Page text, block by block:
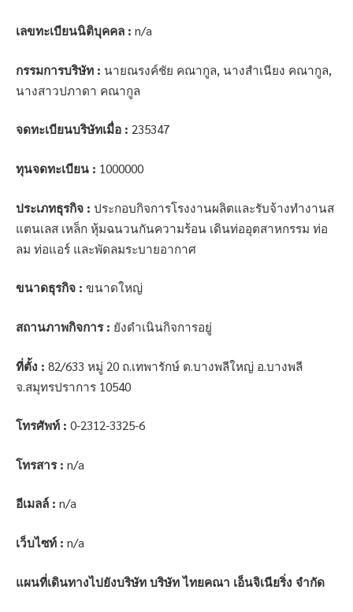
เลขทะเบียนนิติบุคคล : n/a
กรรมการบริษัท : นายณรงค์ชัย คณากูล, นางสำเนียง คณากูล,
นางสาวปภาดา คณากูล
จดทะเบียนบริษัทเมื่อ : 235347
ทุนจดทะเบียน : 1000000
ประเภทธุรกิจ : ประกอบกิจการโรงงานผลิตและรับจ้างทำงานส
แตนเลส เหล็ก หุ้มฉนวนกันความร้อน เดินท่ออุตสาหกรรม ท่อ
ลม ท่อแอร์ และพัดลมระบายอากาศ
ขนาดธุรกิจ : ขนาดใหญ่
สถานภาพกิจการ : ยังดำเนินกิจการอยู่
ที่ตั้ง : 82/633 หมู่ 20 ถ.เทพารักษ์ ต.บางพลีใหญ่ อ.บางพลี
จ.สมุทรปราการ 10540
โทรศัพท์ : 0-2312-3325-6
โทรสาร : n/a
อีเมลล์ : n/a
เว็บไซท์ : n/a
แผนที่เดินทางไปยังบริษัท บริษัท ไทยคณา เอ็นจิเนียริ่ง จำกัด